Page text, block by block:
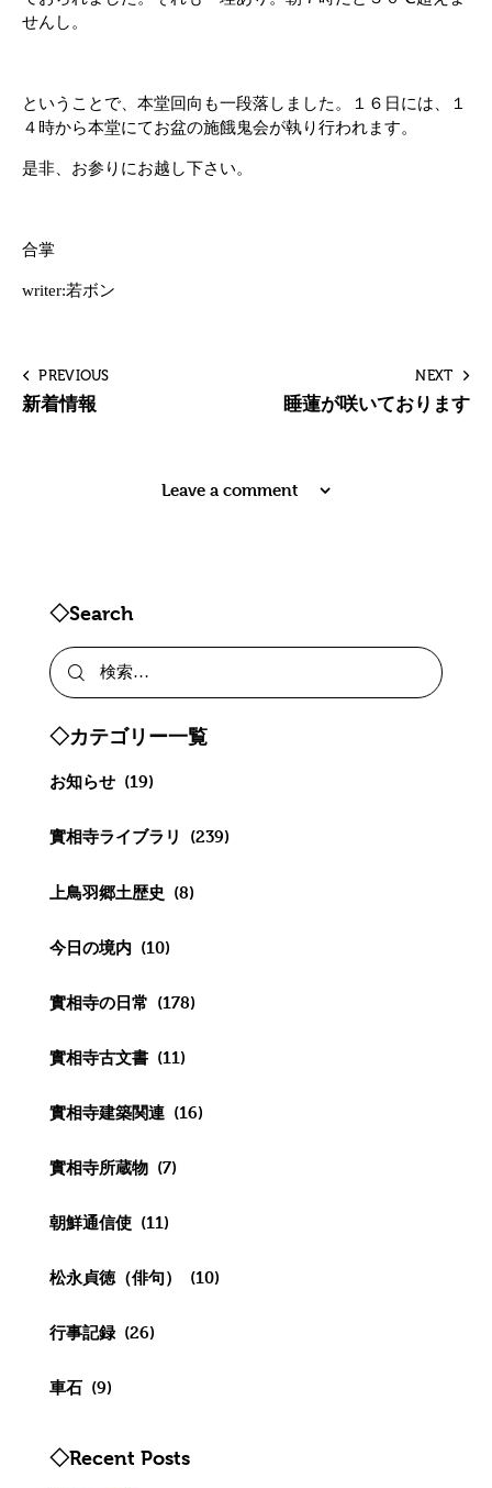
せんし。
ということで、本堂回向も一段落しました。１６日には、１
４時から本堂にてお盆の施餓鬼会が執り行われます。
是非、お参りにお越し下さい。
合掌
writer:若ボン
PREVIOUS
新着情報
NEXT
睡蓮が咲いております
Leave a comment
◇Search
◇カテゴリー一覧
お知らせ (19)
實相寺ライブラリ (239)
上鳥羽郷土歴史 (8)
今日の境内 (10)
實相寺の日常 (178)
實相寺古文書 (11)
實相寺建築関連 (16)
實相寺所蔵物 (7)
朝鮮通信使 (11)
松永貞徳（俳句） (10)
行事記録 (26)
車石 (9)
◇Recent Posts